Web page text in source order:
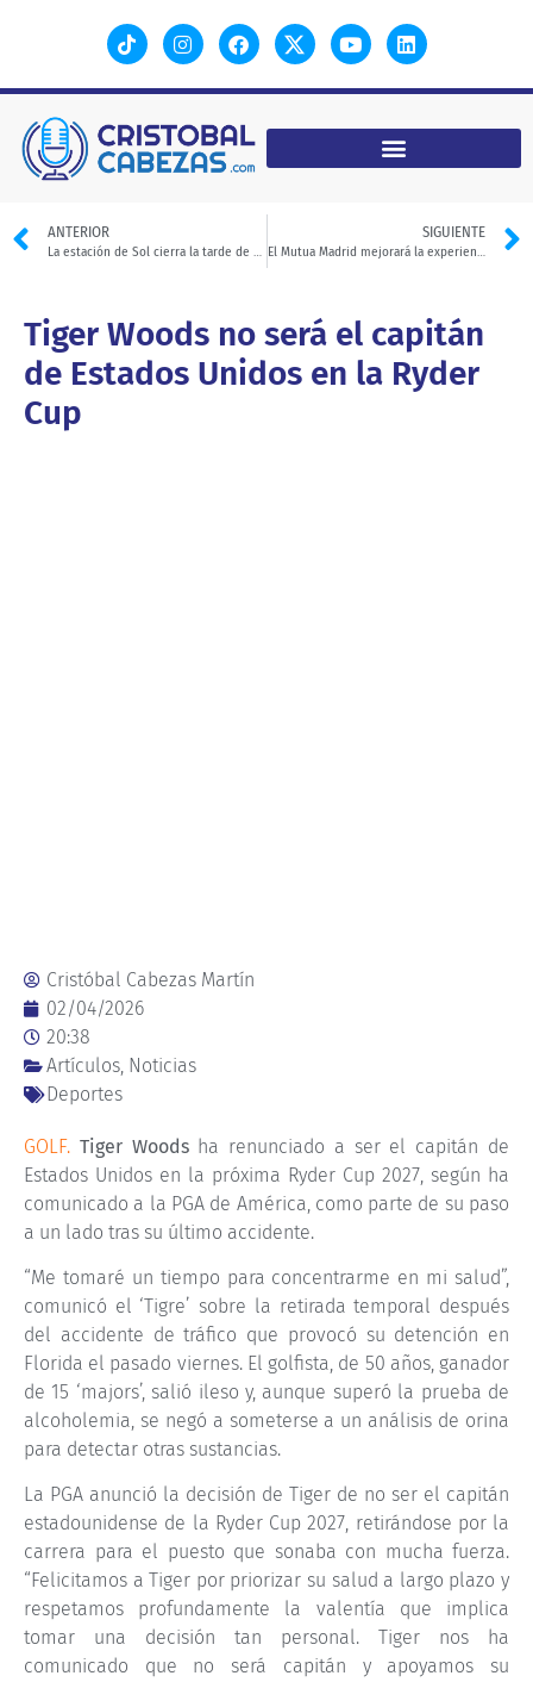
ANTERIOR
La estación de Sol cierra la tarde de este viernes por las procesiones
SIGUIENTE
El Mutua Madrid mejorará la experiencia de personas con autismo
Tiger Woods no será el capitán
de Estados Unidos en la Ryder
Cup
Cristóbal Cabezas Martín
02/04/2026
20:38
Artículos Noticias
Deportes
GOLF. Tiger Woodsha renunciado a ser el capitán de
Estados Unidos en la próxima Ryder Cup 2027, según ha
comunicado a la PGA de América, como parte de su paso
a un lado tras su último accidente.
“Me tomaré un tiempo para concentrarme en mi salud”,
comunicó el ‘Tigre’ sobre la retirada temporal después
del accidente de tráfico que provocó su detención en
Florida el pasado viernes. El golfista, de 50 años, ganador
de 15 ‘majors’, salió ileso y, aunque superó la prueba de
alcoholemia, se negó a someterse a un análisis de orina
para detectar otras sustancias.
La PGA anunció la decisión de Tiger de no ser el capitán
estadounidense de la Ryder Cup 2027, retirándose por la
carrera para el puesto que sonaba con mucha fuerza.
“Felicitamos a Tiger por priorizar su salud a largo plazo y
respetamos profundamente la valentía que implica
tomar una decisión tan personal. Tiger nos ha
comunicado que no será capitán y apoyamos su